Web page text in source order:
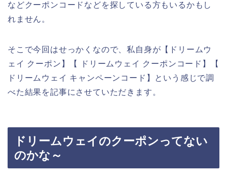
などクーポンコードなどを探している方もいるかもし
れません。
そこで今回はせっかくなので、私自身が【ドリームウ
ェイ クーポン】【 ドリームウェイ クーポンコード】【
ドリームウェイ キャンペーンコード】という感じで調
べた結果を記事にさせていただきます。
ドリームウェイのクーポンってない
のかな～